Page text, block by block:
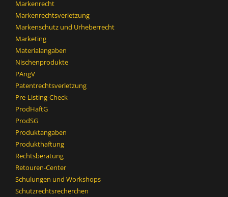
Markenrecht
Markenrechtsverletzung
Markenschutz und Urheberrecht
Marketing
Materialangaben
Nischenprodukte
PAngV
Patentrechtsverletzung
Pre-Listing-Check
ProdHaftG
ProdSG
Produktangaben
Produkthaftung
Rechtsberatung
Retouren-Center
Schulungen und Workshops
Schutzrechtsrecherchen